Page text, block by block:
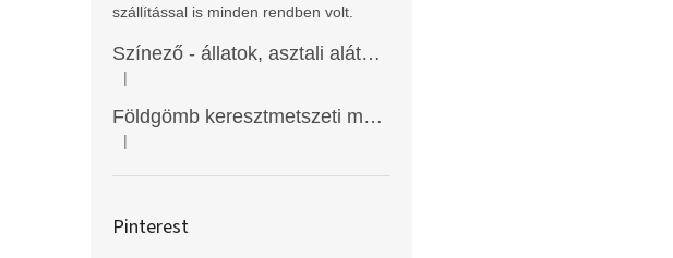
szállítással is minden rendben volt.
Színező - állatok, asztali alátét, Funny Mat
A termék értékelése 5-ből 5 csillag.
|
Földgömb keresztmetszeti modell
A termék értékelése 5-ből 5 csillag.
|
Pinterest